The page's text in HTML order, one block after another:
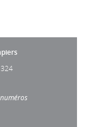
324